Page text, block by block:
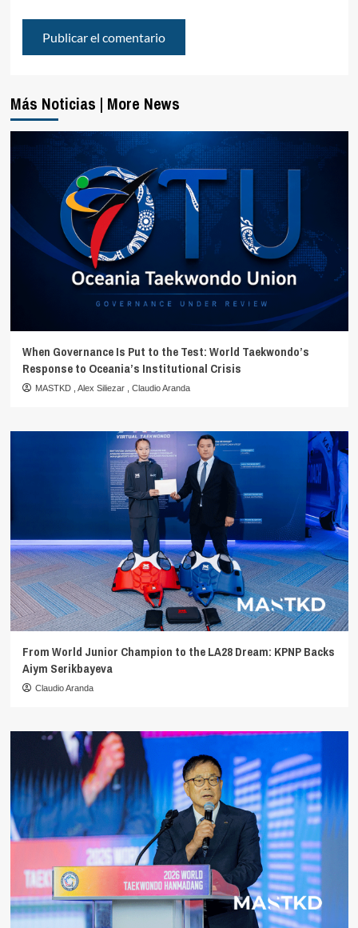
Más Noticias | More News
When Governance Is Put to the Test: World Taekwondo’s
Response to Oceania’s Institutional Crisis
MASTKD , Alex Siliezar , Claudio Aranda
From World Junior Champion to the LA28 Dream: KPNP Backs
Aiym Serikbayeva
Claudio Aranda